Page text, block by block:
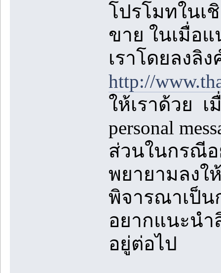
โปรโมทในเ
ขาย ในเมื่อ
เราโดยลงลิง
http://
ให้เราด้วย
personal
ส่วนในกรณีอ
พยายามลงใ
พิจารณาเป็น
อยากแนะนำ
อยู่ต่อไป